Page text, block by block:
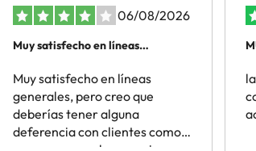
06/08/2026
Muy satisfecho en líneas
Muy satisfecho en líneas
generales, pero creo que
deberías tener alguna
deferencia con clientes como